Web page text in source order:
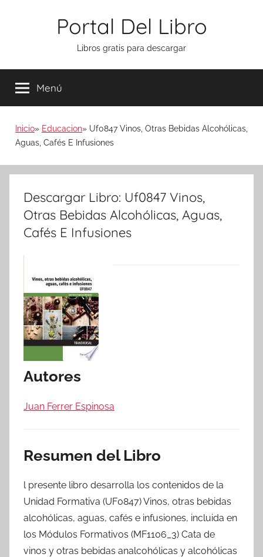
Portal Del Libro
Libros gratis para descargar
Menú
Inicio Educacion
Uf0847 Vinos, Otras Bebidas Alcohólicas,
Aguas, Cafés E Infusiones
Descargar Libro: Uf0847 Vinos,
Otras Bebidas Alcohólicas, Aguas,
Cafés E Infusiones
Autores
Juan Ferrer Espinosa
Resumen del Libro
l presente libro desarrolla los contenidos de la
Unidad Formativa (UF0847) Vinos, otras bebidas
alcohólicas, aguas, cafés e infusiones, incluida en
los Módulos Formativos (MF1106_3) Cata de
vinos y otras bebidas analcohólicas y alcohólicas